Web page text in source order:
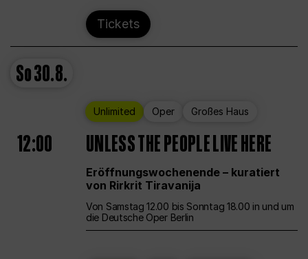
Tickets
So30.8.
Unlimited Oper Großes Haus
12:00 UNLESS THE PEOPLE LIVE HERE
Eröffnungswochenende – kuratiert
von Rirkrit Tiravanija
Von Samstag 12.00 bis Sonntag 18.00 in und um
die Deutsche Oper Berlin